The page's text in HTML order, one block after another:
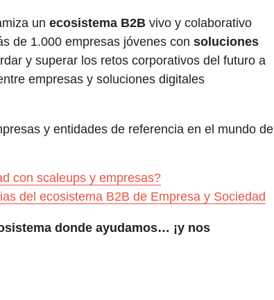
un ecosistema B2B vivo y colaborativo
de 1.000 empresas jóvenes con soluciones
y superar los retos corporativos del futuro a
empresas y soluciones digitales
y entidades de referencia en el mundo de
con scaleups y empresas?
del ecosistema B2B de Empresa y Sociedad
donde ayudamos… ¡y nos